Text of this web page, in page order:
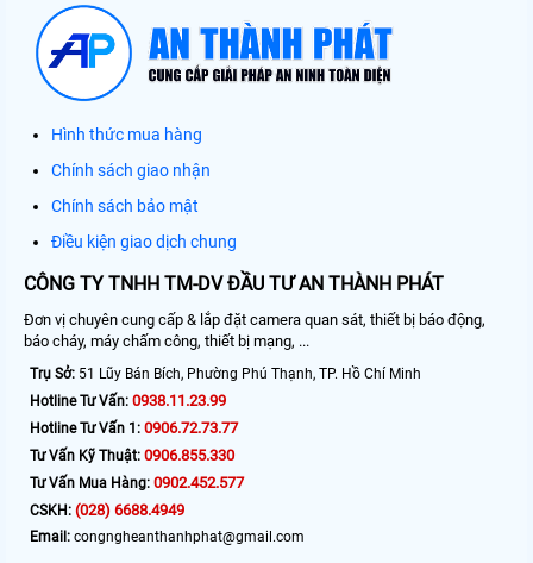
Hình thức mua hàng
Chính sách giao nhận
Chính sách bảo mật
Điều kiện giao dịch chung
CÔNG TY TNHH TM-DV ĐẦU TƯ AN THÀNH PHÁT
Đơn vị chuyên cung cấp & lắp đặt camera quan sát, thiết bị báo động,
báo cháy, máy chấm công, thiết bị mạng, ...
Trụ Sở: 51 Lũy Bán Bích, Phường Phú Thạnh, TP. Hồ Chí Minh
Hotline Tư Vấn: 0938.11.23.99
Hotline Tư Vấn 1: 0906.72.73.77
Tư Vấn Kỹ Thuật: 0906.855.330
Tư Vấn Mua Hàng: 0902.452.577
CSKH: (028) 6688.4949
Email: congngheanthanhphat@gmail.com